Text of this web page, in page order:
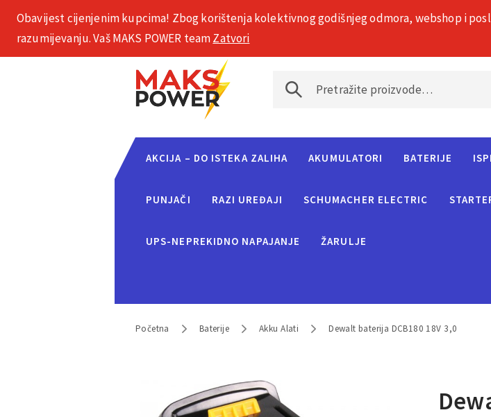
+385 1 2002 575
AKCIJA – DO ISTEKA ZALIHA AKUMULATORI BATERIJE
PUNJAČI RAZI UREĐAJI SCHUMACHER ELECTRIC
UPS-NEPREKIDNO NAPAJANJE ŽARULJE
Početna Baterije Akku Alati Dewalt baterija DCB180 18V 3,0
Obavijest cijenjenim kupcima! Zbog korištenja kolektivnog godišnjeg odmora, webshop i
razumijevanju. Vaš MAKS POWER teamZatvori